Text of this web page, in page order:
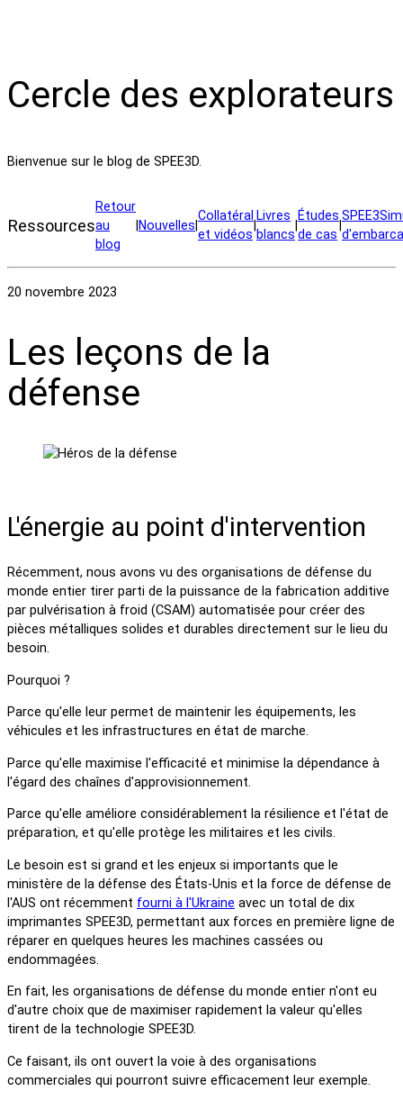
Cercle des explorateurs
Bienvenue sur le blog de SPEE3D.
Ressources
Retour
au
blog
Nouvelles
Collatéral
et vidéos
Livres
blancs
Études
de cas
20 novembre 2023
Les leçons de la
défense
L'énergie au point d'intervention
Récemment, nous avons vu des organisations de défense du
monde entier tirer parti de la puissance de la fabrication additive
par pulvérisation à froid (CSAM) automatisée pour créer des
pièces métalliques solides et durables directement sur le lieu du
besoin.
Pourquoi ?
Parce qu'elle leur permet de maintenir les équipements, les
véhicules et les infrastructures en état de marche.
Parce qu'elle maximise l'efficacité et minimise la dépendance à
l'égard des chaînes d'approvisionnement.
Parce qu'elle améliore considérablement la résilience et l'état de
préparation, et qu'elle protège les militaires et les civils.
Le besoin est si grand et les enjeux si importants que le
ministère de la défense des États-Unis et la force de défense de
l'AUS ont récemment fourni à l'Ukraine avec un total de dix
imprimantes SPEE3D, permettant aux forces en première ligne de
réparer en quelques heures les machines cassées ou
endommagées.
En fait, les organisations de défense du monde entier n'ont eu
d'autre choix que de maximiser rapidement la valeur qu'elles
tirent de la technologie SPEE3D.
Ce faisant, ils ont ouvert la voie à des organisations
commerciales qui pourront suivre efficacement leur exemple.